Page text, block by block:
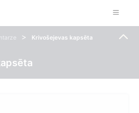
> Krivošejevas kapsēta